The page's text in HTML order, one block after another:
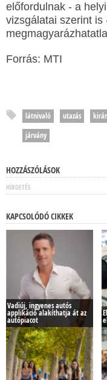
előfordulnak - a
vizsgálatai szerint is
Forrás: MTI
látnivaló utazás
járvány
HOZZÁSZÓLÁSOK
HÍRDETÉS
KAPCSOLÓDÓ CIKKEK
Vadiúj, ingyenes autós
applikáció alakíthatja át az
autópiacot